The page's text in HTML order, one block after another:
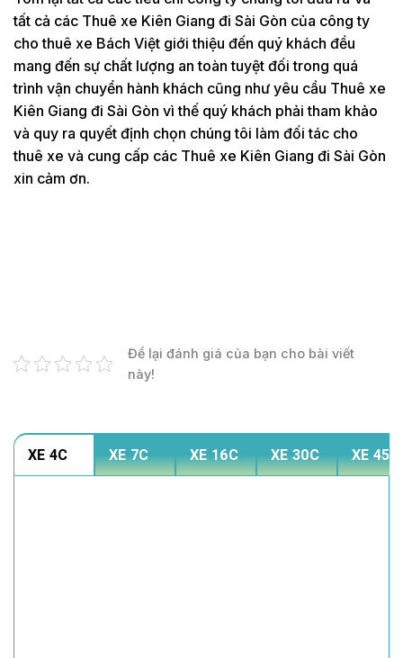
tất cả các Thuê xe Kiên Giang đi Sài Gòn của công ty
cho thuê xe Bách Việt giới thiệu đến quý khách đều
mang đến sự chất lượng an toàn tuyệt đối trong quá
trình vận chuyển hành khách cũng như yêu cầu Thuê xe
Kiên Giang đi Sài Gòn vì thế quý khách phải tham khảo
và quy ra quyết định chọn chúng tôi làm đối tác cho
thuê xe và cung cấp các Thuê xe Kiên Giang đi Sài Gòn
xin cảm ơn.
Để lại đánh giá của bạn cho bài viết
này!
XE 4C XE 7C XE 16C XE 30C XE 45C